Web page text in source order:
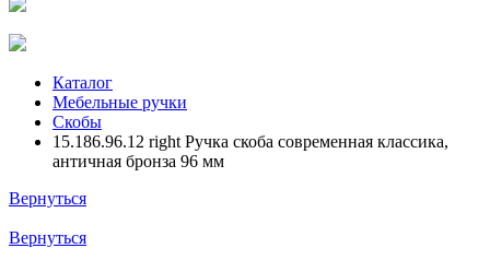
Каталог
Мебельные ручки
Скобы
15.186.96.12 right Ручка скоба современная классика,
античная бронза 96 мм
Вернуться
Вернуться